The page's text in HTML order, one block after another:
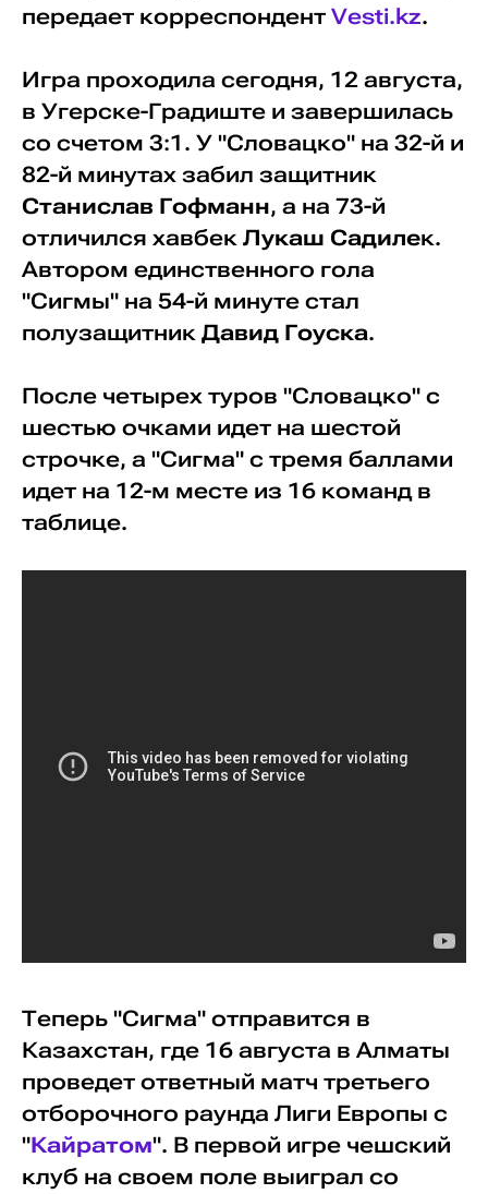
передает корреспондент Vesti.kz.
Игра проходила сегодня, 12 августа,
в Угерске-Градиште и завершилась
со счетом 3:1. У "Словацко" на 32-й и
82-й минутах забил защитник
Станислав Гофманн, а на 73-й
отличился хавбек Лукаш Садилек.
Автором единственного гола
"Сигмы" на 54-й минуте стал
полузащитник Давид Гоуска.
После четырех туров "Словацко" с
шестью очками идет на шестой
строчке, а "Сигма" с тремя баллами
идет на 12-м месте из 16 команд в
таблице.
Теперь "Сигма" отправится в
Казахстан, где 16 августа в Алматы
проведет ответный матч третьего
отборочного раунда Лиги Европы с
"Кайратом". В первой игре чешский
клуб на своем поле выиграл со